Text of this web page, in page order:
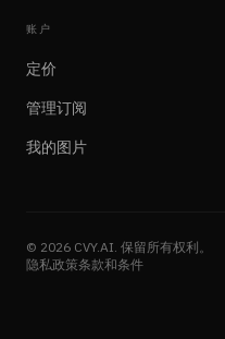
账户
定价
管理订阅
我的图片
© 2026 CVY.AI. 保留所有权利。
隐私政策条款和条件